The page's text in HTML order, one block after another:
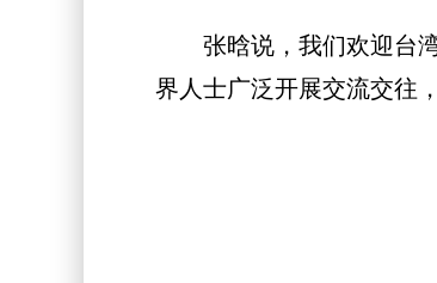
张晗说，我们欢迎台湾
界人士广泛开展交流交往